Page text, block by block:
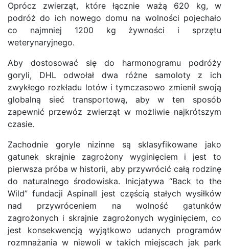
Oprócz zwierząt, które łącznie ważą 620 kg, w
podróż do ich nowego domu na wolności pojechało
co najmniej 1200 kg żywności i sprzętu
weterynaryjnego.
Aby dostosować się do harmonogramu podróży
goryli, DHL odwołał dwa różne samoloty z ich
zwykłego rozkładu lotów i tymczasowo zmienił swoją
globalną sieć transportową, aby w ten sposób
zapewnić przewóz zwierząt w możliwie najkrótszym
czasie.
Zachodnie goryle nizinne są sklasyfikowane jako
gatunek skrajnie zagrożony wyginięciem i jest to
pierwsza próba w historii, aby przywrócić całą rodzinę
do naturalnego środowiska. Inicjatywa “Back to the
Wild” fundacji Aspinall jest częścią stałych wysiłków
nad przywróceniem na wolność gatunków
zagrożonych i skrajnie zagrożonych wyginięciem, co
jest konsekwencją wyjątkowo udanych programów
rozmnażania w niewoli w takich miejscach jak park